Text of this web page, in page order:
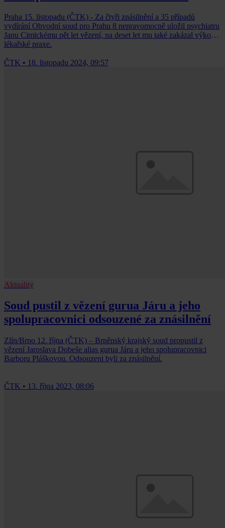
Praha 15. listopadu (ČTK) - Za čtyři znásilnění a 35 případů
vydírání Obvodní soud pro Prahu 8 nepravomocně uložil psychiatru
Janu Cimickému pět let vězení, na deset let mu také zakázal výkon
lékařské praxe.
ČTK • 18. listopadu 2024, 09:57
Aktuality
Soud pustil z vězení gurua Járu a jeho
spolupracovnici odsouzené za znásilnění
Zlín/Brno 12. října (ČTK) – Brněnský krajský soud propustil z
vězení Jaroslava Dobeše alias gurua Járu a jeho spolupracovnici
Barboru Pláškovou. Odsouzeni byli za znásilnění.
ČTK • 13. října 2023, 08:06